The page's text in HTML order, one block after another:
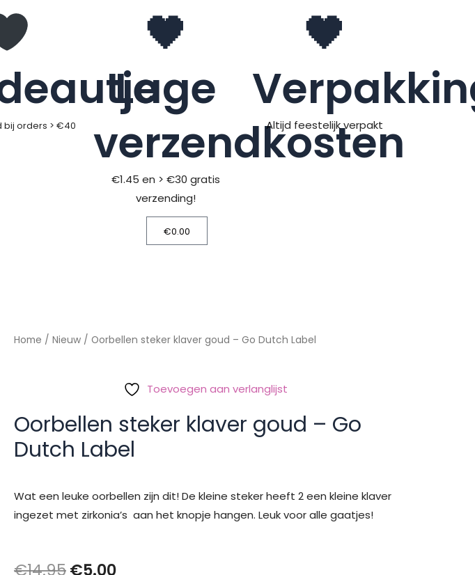
bij orders > €40
🖤
Lage
verzendkosten
€1.45 en > €30 gratis
verzending!
🖤
Altijd feestelijk verpakt
€0.00Winkelwagen
Home / Nieuw / Oorbellen steker klaver goud – Go Dutch Label
Toevoegen aan verlanglijst
Oorbellen steker klaver goud – Go
Dutch Label
Wat een leuke oorbellen zijn dit! De kleine steker heeft 2 een kleine klaver
ingezet met zirkonia’s aan het knopje hangen. Leuk voor alle gaatjes!
€14.95Oorspronkelijke
€5.00Huidige